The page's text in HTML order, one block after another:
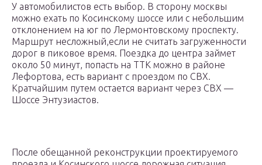
У автомобилистов есть выбор. В сторону москвы
можно ехать по Косинскому шоссе или с небольшим
отклонением на юг по Лермонтовскому проспекту.
Маршрут несложный,если не считать загруженности
дорог в пиковое время. Поездка до центра займет
около 50 минут, попасть на ТТК можно в районе
Лефортова, есть вариант с проездом по СВХ.
Кратчайшим путем остается вариант через СВХ —
Шоссе Энтузиастов.
После обещанной реконструкции проектируемого